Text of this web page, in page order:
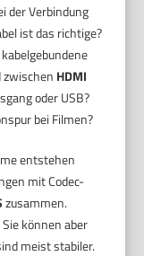
der Verbindung
ist das richtige?
zwischen HDMI
oder USB?
bei Filmen?
entstehen
mit Codec-
zusammen.
können aber
meist stabiler.